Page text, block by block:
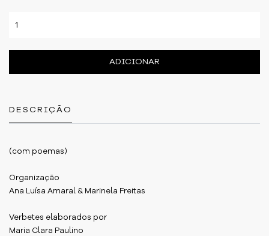
ADICIONAR
DESCRIÇÃO
(com poemas)
Organização
Ana Luísa Amaral & Marinela Freitas
Verbetes elaborados por
Maria Clara Paulino